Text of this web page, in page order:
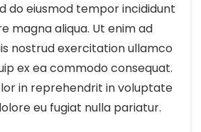
do eiusmod tempor incididunt
magna aliqua. Ut enim ad
nostrud exercitation ullamco
ex ea commodo consequat.
in reprehendrit in voluptate
eu fugiat nulla pariatur.